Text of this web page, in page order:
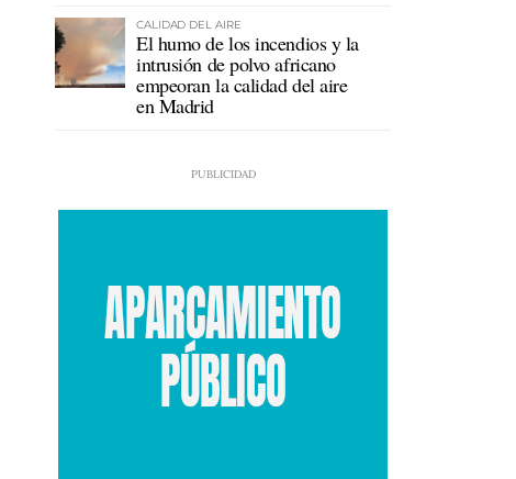
CALIDAD DEL AIRE
El humo de los incendios y la
intrusión de polvo africano
empeoran la calidad del aire
en Madrid